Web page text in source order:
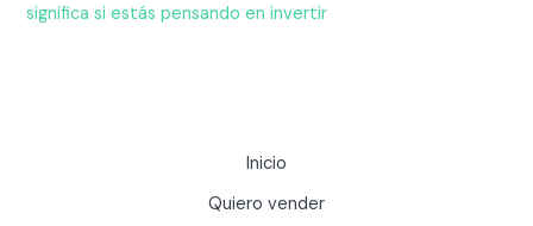
significa si estás pensando en invertir
Inicio
Quiero vender